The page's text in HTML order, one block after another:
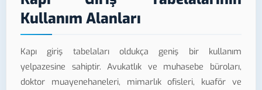
Kullanım Alanları
Kapı giriş tabelaları oldukça geniş bir kullanım
yelpazesine sahiptir. Avukatlık ve muhasebe büroları,
doktor muayenehaneleri, mimarlık ofisleri, kuaför ve